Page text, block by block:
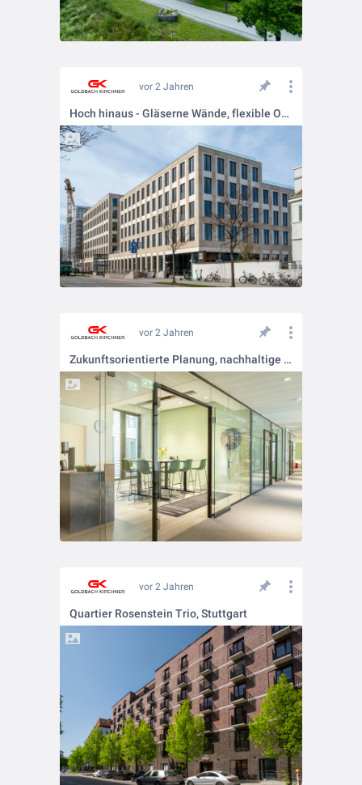
vor 2 Jahren
Hoch hinaus - Gläserne Wände, flexible Officekonzepte
vor 2 Jahren
Zukunftsorientierte Planung, nachhaltige Qualität
vor 2 Jahren
Quartier Rosenstein Trio, Stuttgart